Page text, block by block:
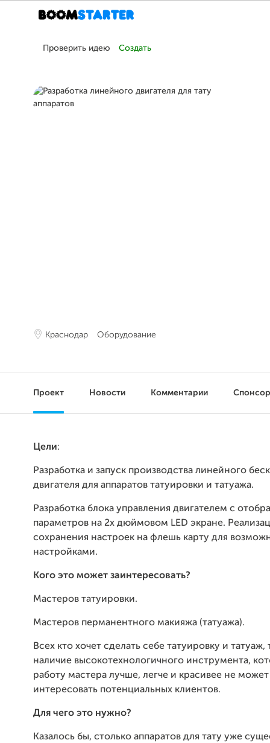
Проверить идею Создать
Краснодар Оборудование
Проект Новости Комментарии
Цели:
Разработка и запуск производства линейного
двигателя для аппаратов татуировки и татуажа.
Разработка блока управления двигателем с
параметров на 2х дюймовом LED экране.
сохранения настроек на флешь карту для
настройками.
Кого это может заинтересовать?
Мастеров татуировки.
Мастеров перманентного макияжа (татуажа).
Всех кто хочет сделать себе татуировку и татуаж,
наличие высокотехнологичного инструмента,
работу мастера лучше, легче и красивее не
интересовать потенциальных клиентов.
Для чего это нужно?
Казалось бы, столько аппаратов для тату уже